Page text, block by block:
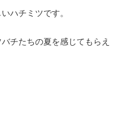
ハチミツです。
チたちの夏を感じてもらえ